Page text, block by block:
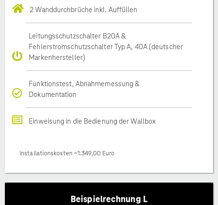
2 Wanddurchbrüche inkl. Auffüllen
Leitungsschutzschalter B20A &
Fehlerstromschutzschalter Typ A, 40A (deutscher
Markenhersteller)
Funktionstest, Abnahmemessung &
Dokumentation
Einweisung in die Bedienung der Wallbox
Installationskosten ~1.349,00 Euro
Beispielrechnung L